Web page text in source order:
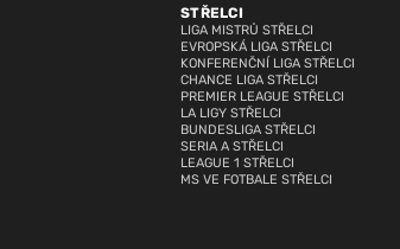
STŘELCI
LIGA MISTRŮ STŘELCI
EVROPSKÁ LIGA STŘELCI
KONFERENČNÍ LIGA STŘELCI
CHANCE LIGA STŘELCI
PREMIER LEAGUE STŘELCI
LA LIGY STŘELCI
BUNDESLIGA STŘELCI
SERIA A STŘELCI
LEAGUE 1 STŘELCI
MS VE FOTBALE STŘELCI